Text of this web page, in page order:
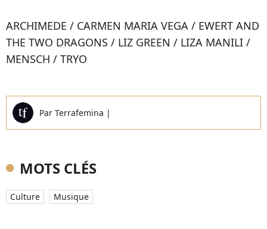
ARCHIMEDE / CARMEN MARIA VEGA / EWERT AND
THE TWO DRAGONS / LIZ GREEN / LIZA MANILI /
MENSCH / TRYO
Par Terrafemina |
MOTS CLÉS
Culture Musique